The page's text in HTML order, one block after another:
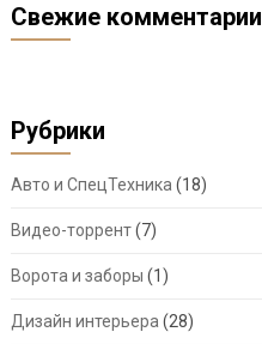
Свежие комментарии
Рубрики
Авто и СпецТехника (18)
Видео-торрент(7)
Ворота и заборы (1)
Дизайн интерьера (28)